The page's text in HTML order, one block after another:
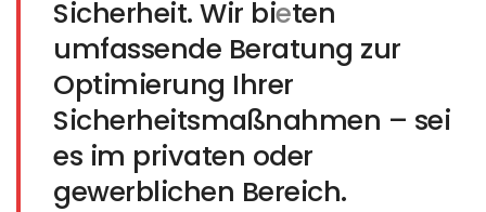
Sicherheit. Wir bieten
umfassende Beratung zur
Optimierung Ihrer
Sicherheitsmaßnahmen – sei
es im privaten oder
gewerblichen Bereich.